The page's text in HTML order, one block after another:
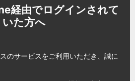
経由でログインされて
いた方へ
のサービスをご利用いただき、誠に